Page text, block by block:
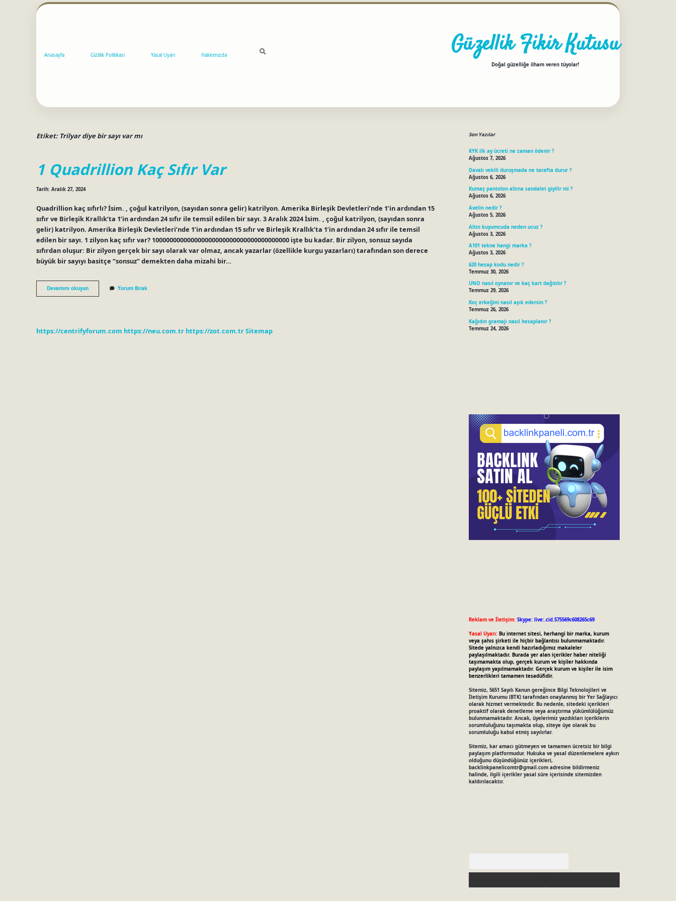
Anasayfa Gizlilik Politikası Yasal Uyarı Hakkımızda Güzellik Fikir Kutusu
Doğal güzelliğe ilham veren tüyolar!
Etiket: Trilyar diye bir sayı var mı
1 Quadrillion Kaç Sıfır Var
Tarih: Aralık 27, 2024
Quadrillion kaç sıfırlı? İsim. , çoğul katrilyon, (sayıdan sonra gelir) katrilyon. Amerika Birleşik Devletleri’nde 1’in ardından 15
sıfır ve Birleşik Krallık’ta 1’in ardından 24 sıfır ile temsil edilen bir sayı. 3 Aralık 2024 İsim. , çoğul katrilyon, (sayıdan sonra
gelir) katrilyon. Amerika Birleşik Devletleri’nde 1’in ardından 15 sıfır ve Birleşik Krallık’ta 1’in ardından 24 sıfır ile temsil
edilen bir sayı. 1 zilyon kaç sıfır var? 100000000000000000000000000000000000000 işte bu kadar. Bir zilyon, sonsuz sayıda
sıfırdan oluşur: Bir zilyon gerçek bir sayı olarak var olmaz, ancak yazarlar (özellikle kurgu yazarları) tarafından son derece
büyük bir sayıyı basitçe “sonsuz” demekten daha mizahi bir…
Devamını okuyun1
Quadrillion
Yorum Bırak
https://centrifyforum.com https://neu.com.tr https://zot.com.trSitemap
Son Yazılar
KYK ilk ay ücreti ne zaman ödenir ?
Ağustos 7, 2026
Davalı vekili duruşmada ne tarafta durur ?
Ağustos 6, 2026
Kumaş pantolon altına sandalet giyilir mi ?
Ağustos 6, 2026
Avelin nedir ?
Ağustos 5, 2026
Altın kuyumcuda neden ucuz ?
Ağustos 3, 2026
A101 tekne hangi marka ?
Ağustos 3, 2026
620 hesap kodu nedir ?
Temmuz 30, 2026
UNO nasıl oynanır ve kaç kart dağıtılır ?
Temmuz 29, 2026
Koç erkeğini nasıl aşık edersin ?
Temmuz 26, 2026
Kağıdın gramajı nasıl hesaplanır ?
Temmuz 24, 2026
Reklam ve İletişim: Skype: live:.cid.575569c608265c69
Yasal Uyarı: Bu internet sitesi, herhangi bir marka, kurum
veya şahıs şirketi ile hiçbir bağlantısı bulunmamaktadır.
Sitede yalnızca kendi hazırladığımız makaleler
paylaşılmaktadır. Burada yer alan içerikler haber niteliği
taşımamakta olup, gerçek kurum ve kişiler hakkında
paylaşım yapılmamaktadır. Gerçek kurum ve kişiler ile isim
benzerlikleri tamamen tesadüfidir.
Sitemiz, 5651 Sayılı Kanun gereğince Bilgi Teknolojileri ve
İletişim Kurumu (BTK) tarafından onaylanmış bir Yer Sağlayıcı
olarak hizmet vermektedir. Bu nedenle, sitedeki içerikleri
proaktif olarak denetleme veya araştırma yükümlülüğümüz
bulunmamaktadır. Ancak, üyelerimiz yazdıkları içeriklerin
sorumluluğunu taşımakta olup, siteye üye olarak bu
sorumluluğu kabul etmiş sayılırlar.
Sitemiz, kar amacı gütmeyen ve tamamen ücretsiz bir bilgi
paylaşım platformudur. Hukuka ve yasal düzenlemelere aykırı
olduğunu düşündüğünüz içerikleri,
backlinkpanelicomtr@gmail.comadresine bildirmeniz
halinde, ilgili içerikler yasal süre içerisinde sitemizden
kaldırılacaktır.